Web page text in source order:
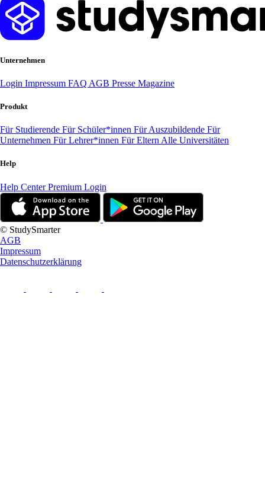
Unternehmen
Login Impressum FAQ AGB Presse Magazine
Produkt
Für Studierende Für Schüler*innen Für Auszubildende Für
Unternehmen Für Lehrer*innen Für Eltern Alle Universitäten
Help
Help CenterPremium Login
© StudySmarter
AGB
Impressum
Datenschutzerklärung